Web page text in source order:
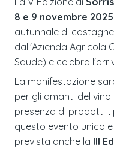
8 e 9 novembre 2025
autunnale di
dall'Azienda Agricola
Saude) e celebra
La manifestazione
per gli amanti del
presenza di prodotti
questo evento unico
prevista anche la III